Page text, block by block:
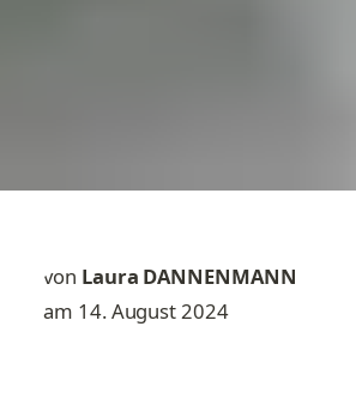
von Laura DANNENMANN
am 14. August 2024